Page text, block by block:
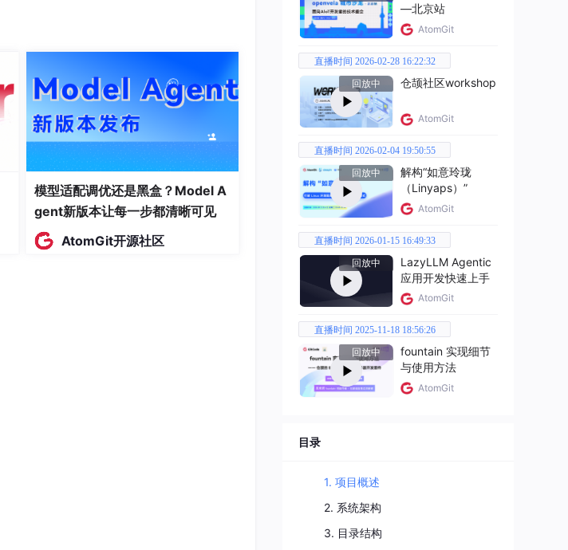
模型适配调优还是黑盒？Model A
gent新版本让每一步都清晰可见
AtomGit开源社区
—北京站
AtomGit
直播时间 2026-02-28 16:22:32
回放中
仓颉社区workshop
AtomGit
直播时间 2026-02-04 19:50:55
回放中
解构“如意玲珑
（Linyaps）”
AtomGit
直播时间 2026-01-15 16:49:33
回放中
LazyLLM Agentic
应用开发快速上手
AtomGit
直播时间 2025-11-18 18:56:26
回放中
fountain 实现细节
与使用方法
AtomGit
目录
1. 项目概述
2. 系统架构
3. 目录结构